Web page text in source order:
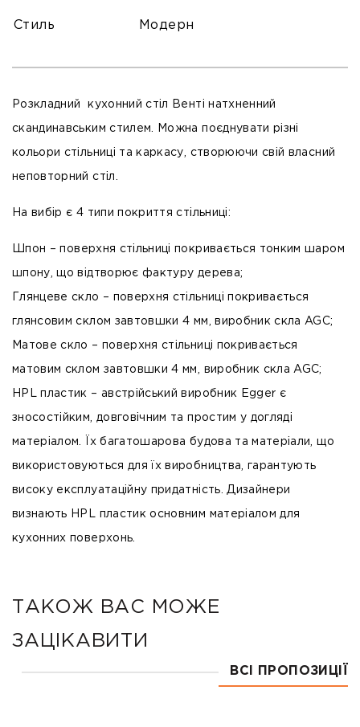
Стиль Модерн
Розкладний кухонний стіл Венті натхненний
скандинавським стилем. Можна поєднувати різні
кольори стільниці та каркасу, створюючи свій власний
неповторний стіл.
На вибір є 4 типи покриття стільниці:
Шпон – поверхня стільниці покривається тонким шаром
шпону, що відтворює фактуру дерева;
Глянцеве скло – поверхня стільниці покривається
глянсовим склом завтовшки 4 мм, виробник скла AGC;
Матове скло – поверхня стільниці покривається
матовим склом завтовшки 4 мм, виробник скла AGC;
HPL пластик – австрійський виробник Egger є
зносостійким, довговічним та простим у догляді
матеріалом. Їх багатошарова будова та матеріали, що
використовуються для їх виробництва, гарантують
високу експлуатаційну придатність. Дизайнери
визнають HPL пластик основним матеріалом для
кухонних поверхонь.
ТАКОЖ ВАС МОЖЕ
ЗАЦІКАВИТИ
ВСІ ПРОПОЗИЦІЇ